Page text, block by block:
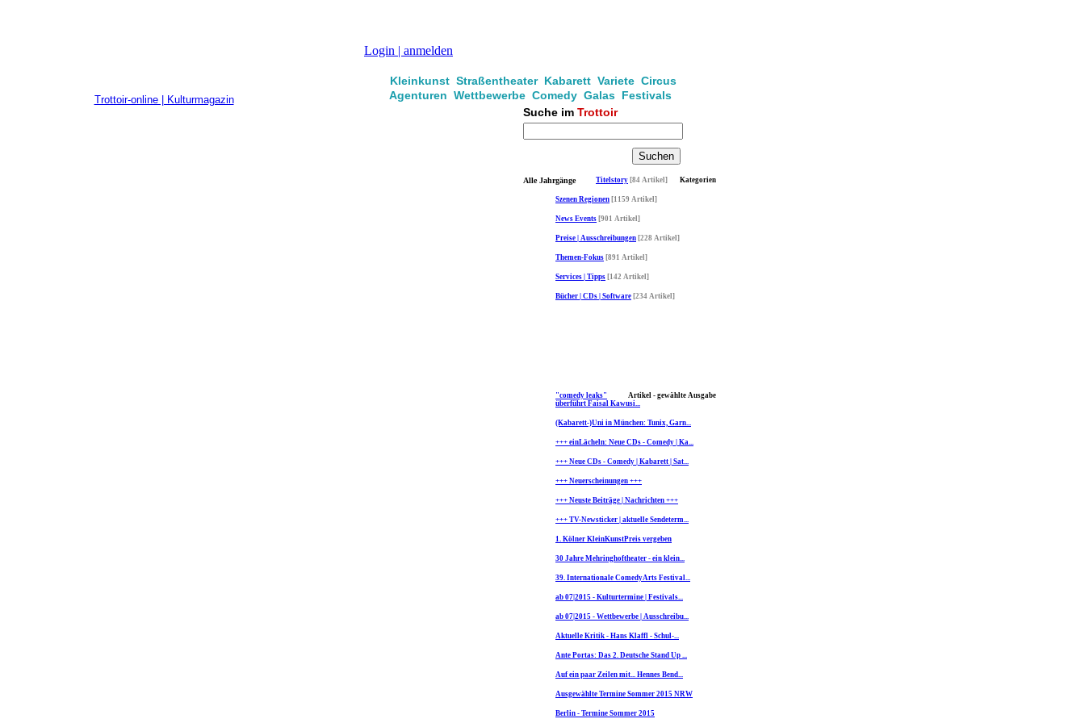
Login | anmelden
Kleinkunst Straßentheater Kabarett Variete Circus
Agenturen Wettbewerbe Comedy Galas Festivals
Trottoir-online | Kulturmagazin
Suche im Trottoir
Kategorien
Alle Jahrgänge Titelstory [84 Artikel]
Szenen Regionen [1159 Artikel]
News Events [901 Artikel]
Preise | Ausschreibungen [228 Artikel]
Themen-Fokus [891 Artikel]
Services | Tipps [142 Artikel]
Bücher | CDs | Software [234 Artikel]
Artikel - gewählte Ausgabe
"comedy leaks"
überführt Faisal Kawusi...
(Kabarett-)Uni in München: Tunix, Garn...
+++ einLächeln: Neue CDs - Comedy | Ka...
+++ Neue CDs - Comedy | Kabarett | Sat...
+++ Neuerscheinungen +++
+++ Neuste Beiträge | Nachrichten +++
+++ TV-Newsticker | aktuelle Sendeterm...
1. Kölner KleinKunstPreis vergeben
30 Jahre Mehringhoftheater - ein klein...
39. Internationale ComedyArts Festival...
ab 07|2015 - Kulturtermine | Festivals...
ab 07|2015 - Wettbewerbe | Ausschreibu...
Aktuelle Kritik - Hans Klaffl - Schul-...
Ante Portas: Das 2. Deutsche Stand Up ...
Auf ein paar Zeilen mit... Hennes Bend...
Ausgewählte Termine Sommer 2015 NRW
Berlin - Termine Sommer 2015